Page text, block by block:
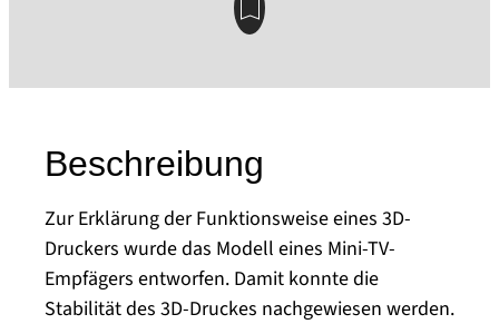
Beschreibung
Zur Erklärung der Funktionsweise eines 3D-
Druckers wurde das Modell eines Mini-TV-
Empfägers entworfen. Damit konnte die
Stabilität des 3D-Druckes nachgewiesen werden.